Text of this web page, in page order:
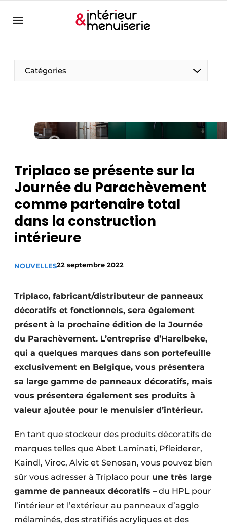
Contact
Contact
Emploi
EntreprisesMerci de votre inscription
S’inscrire
Home
Meest gelezen
Newsletter
Podcasts
S’inscrire
S’inscrire
Termes et conditions
Video’s
Catégories
Triplaco se présente sur la
Journée du Parachèvement
comme partenaire total
dans la construction
intérieure
NOUVELLES22 septembre 2022
Triplaco, fabricant/distributeur de panneaux
décoratifs et fonctionnels, sera également
présent à la prochaine édition de la Journée
du Parachèvement. L’entreprise d’Harelbeke,
qui a quelques marques dans son portefeuille
exclusivement en Belgique, vous présentera
sa large gamme de panneaux décoratifs, mais
vous présentera également ses produits à
valeur ajoutée pour le menuisier d’intérieur.
En tant que stockeur des produits décoratifs de
marques telles que Abet Laminati, Pfleiderer,
Kaindl, Viroc, Alvic et Senosan, vous pouvez bien
sûr vous adresser à Triplaco pour une très large
gamme de panneaux décoratifs – du HPL pour
l’intérieur et l’extérieur au panneaux d’agglo
mélaminés, des stratifiés acryliques et des